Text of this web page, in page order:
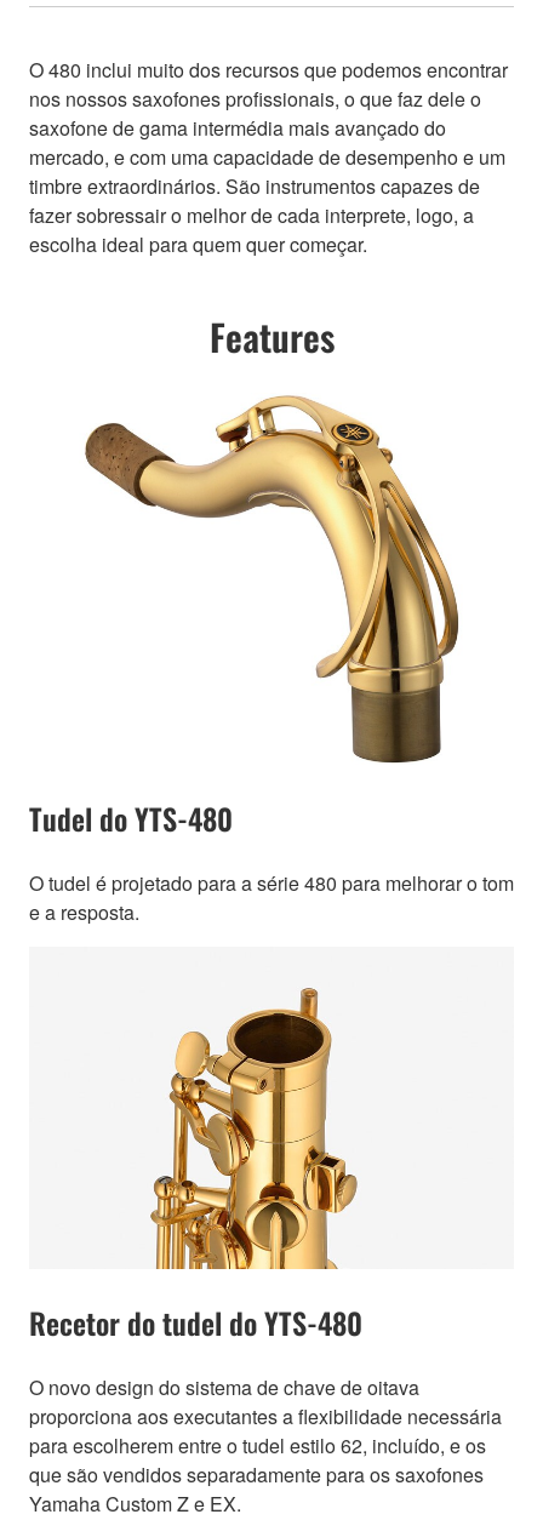
O 480 inclui muito dos recursos que podemos encontrar
nos nossos saxofones profissionais, o que faz dele o
saxofone de gama intermédia mais avançado do
mercado, e com uma capacidade de desempenho e um
timbre extraordinários. São instrumentos capazes de
fazer sobressair o melhor de cada interprete, logo, a
escolha ideal para quem quer começar.
Features
Tudel do YTS-480
O tudel é projetado para a série 480 para melhorar o tom
e a resposta.
Recetor do tudel do YTS-480
O novo design do sistema de chave de oitava
proporciona aos executantes a flexibilidade necessária
para escolherem entre o tudel estilo 62, incluído, e os
que são vendidos separadamente para os saxofones
Yamaha Custom Z e EX.